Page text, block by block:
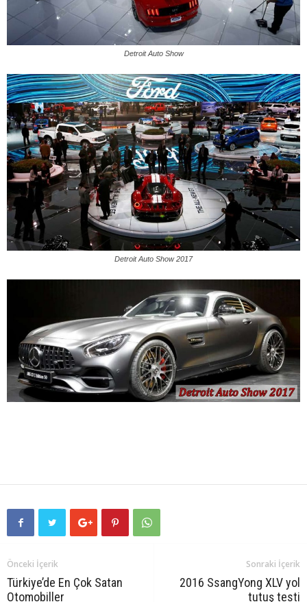
Detroit Auto Show
Detroit Auto Show 2017
Önceki İçerik
Türkiye’de En Çok Satan
Otomobiller
Sonraki İçerik
2016 SsangYong XLV yol
tutuş testi